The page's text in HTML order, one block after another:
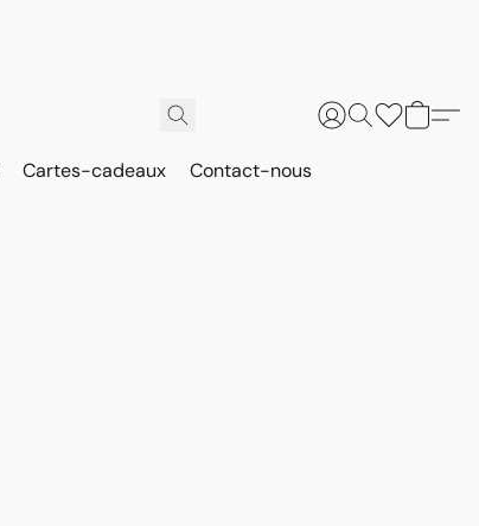
Cartes-cadeaux Contact-nous